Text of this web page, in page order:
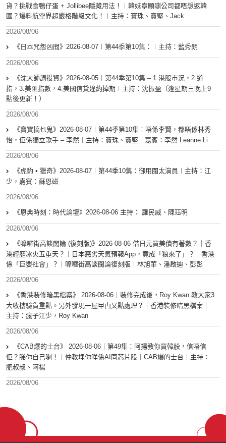
貨？挑戰食鴨仔蛋 + Jollibee隱藏用法！︱韓妹寧願瞓公司都唔想返韓
國？爆料航空界超嚴格階級文化！︱主持：寶珠、寶堅、Jack
2026/08/06
《日本咒怨凶間》2026-08-07︱第44季第10集：︱主持：藍秀朗
2026/08/06
《沈大師講投資》2026-08-05︱第44季第10集 – 1.港股市況，2.道
指，3.美匯指數，4.美國信貸違約掉期︱主持：沈振盈（逢星期三晚上9
點後更新！）
2026/08/06
《寶寶搞乜鬼》2026-08-07︱第44季第10集︰唔係李賢，都唔係林秀
怡，佢係獨立歌手 – 李然︱主持：寶珠、寶堅 嘉賓：李然 Leanne Li
2026/08/06
《虎豹 • 獵奇》2026-08-07︱第44季10集：御用闊太演員︱主持：江
少，嘉賓：蘇恩磁
2026/08/06
《恩典時刻：時代論壇》2026-08-06 主持： 羅民威、陳珏明
2026/08/06
《嚤囉街高談闊論 (復刻版)》2026-08-06 借日元買美債有著數？｜香
港經歷冰火五重天？｜日本惡劣天氣預報App，竟成「狼來了」？｜香港
係「巨嬰社會」？｜嚤囉街高談闊論復刻版｜林旭華、潘啟迪、彭彭
2026/08/06
《香港裝修暗黑檔案》 2026-08-06｜裝修完成後，Roy Kwan 教大家3
大收樓驗貨重點。另外發現一屋曱甴又點處理？｜香港裝修暗黑檔案｜
主持：瘋子江少，Roy Kwan
2026/08/06
《CAB爆的士台》 2026-08-06｜第49集：阿揚教你買韓股，信唔信
佢？睇你自己喇！｜仲教埋你咩係AI同芯片股｜CAB爆的士台｜主持：
肥叔叔、阿楊
2026/08/06